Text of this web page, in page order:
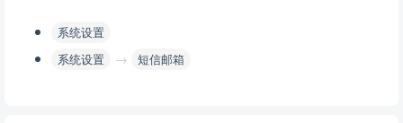
系统设置
系统设置
→ 短信邮箱